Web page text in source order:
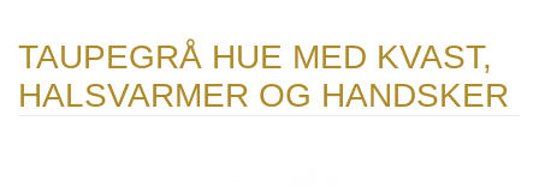
TAUPEGRÅ HUE MED KVAST,
HALSVARMER OG HANDSKER